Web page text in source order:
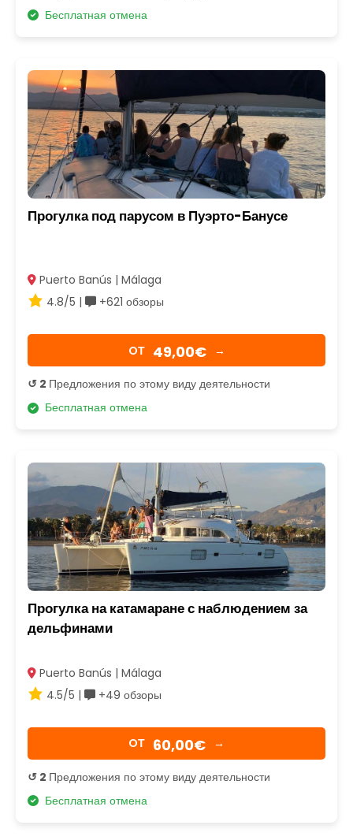
Бесплатная отмена
Прогулка под парусом в Пуэрто-Банусе
Puerto Banús | Málaga
4.8/5 |
+621 обзоры
OТ 49,00€ →
↺ 2 Предложения по этому виду деятельности
Бесплатная отмена
Прогулка на катамаране с наблюдением за
дельфинами
Puerto Banús | Málaga
4.5/5 |
+49 обзоры
OТ 60,00€ →
↺ 2 Предложения по этому виду деятельности
Бесплатная отмена